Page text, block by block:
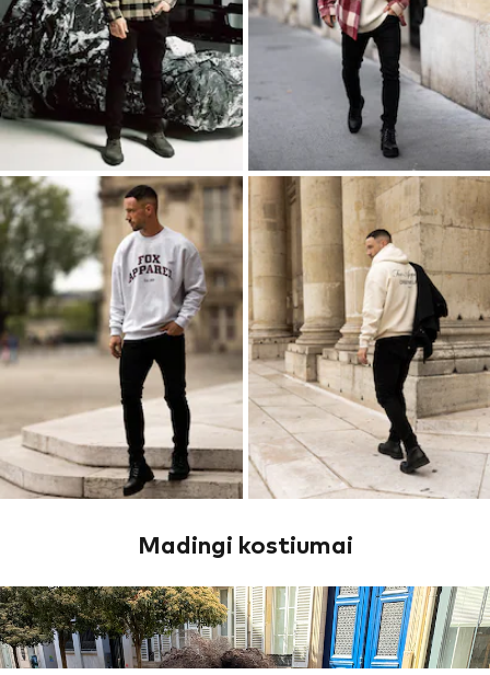
Madingi kostiumai